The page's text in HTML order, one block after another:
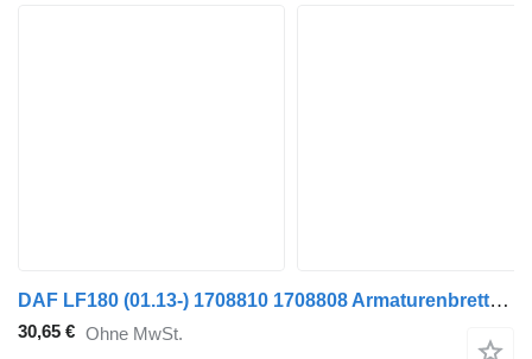
DAF LF180 (01.13-) 1708810 1708808 Armaturenbrettabdeckung für DAF LF45, LF55, LF180, CF65, CF75, CF85 (2001-) Sattelzugmaschine
30,65 € Ohne MwSt.